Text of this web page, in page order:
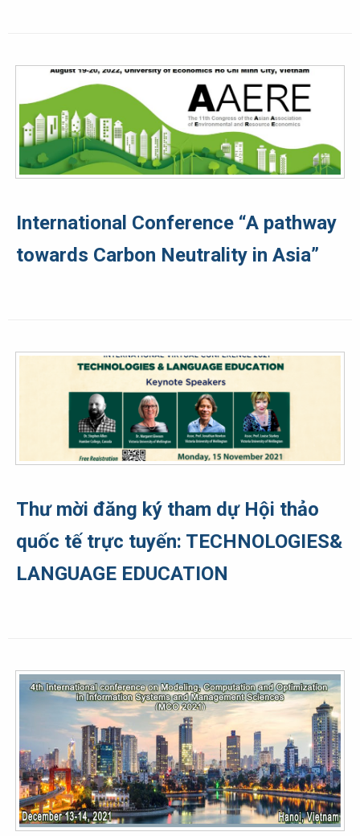
International Conference “A pathway
towards Carbon Neutrality in Asia”
Thư mời đăng ký tham dự Hội thảo
quốc tế trực tuyến: TECHNOLOGIES&
LANGUAGE EDUCATION